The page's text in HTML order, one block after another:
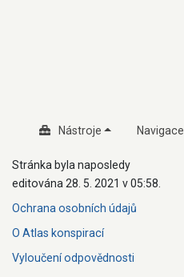
Nástroje Navigace
Stránka byla naposledy
editována 28. 5. 2021 v 05:58.
Ochrana osobních údajů
O Atlas konspirací
Vyloučení odpovědnosti